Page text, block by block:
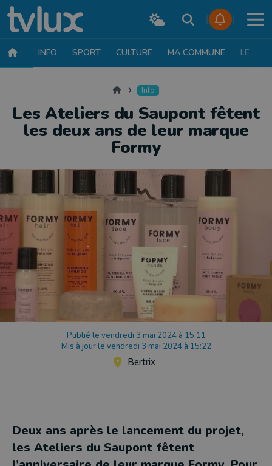
INFO SPORT CULTURE MA COMMUNE LE JT
Accueil Info
Les Ateliers du Saupont fêtent
les deux ans de leur marque
Formy
Publié le vendredi 3 mai 2024 à 15:11
Mis à jour le vendredi 3 mai 2024 à 15:22
Bertrix
Deux ans après le lancement du projet,
les Ateliers du Saupont fêtent